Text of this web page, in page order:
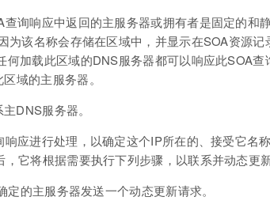
询响应中返回的主服务器或拥有者是固定的和
为该名称会存储在区域中，并显示在SOA资源
何加载此区域的DNS服务器都可以响应此SOA查
域的主服务器。
DNS服务器。
应进行处理，以确定这个IP所在的、接受它名
它将根据需要执行下列步骤，以联系并动态更新
的主服务器发送一个动态更新请求。